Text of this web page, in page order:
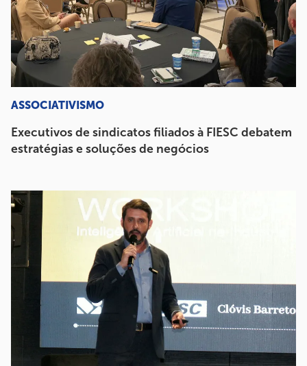
ASSOCIATIVISMO
Executivos de sindicatos filiados à FIESC debatem
estratégias e soluções de negócios